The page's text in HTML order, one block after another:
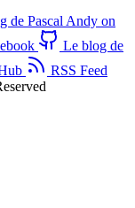
de Pascal Andy on
Le blog de
RSS Feed